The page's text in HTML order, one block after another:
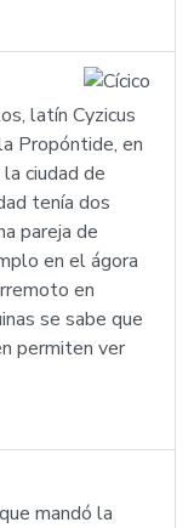
latín Cyzicus
Propóntide, en
ciudad de
tenía dos
pareja de
en el ágora
en
se sabe que
permiten ver
mandó la